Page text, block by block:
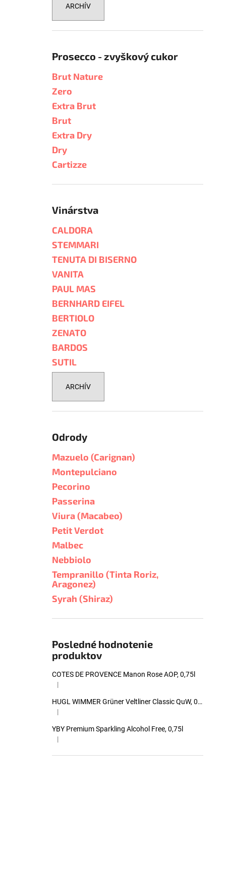
ARCHÍV
Prosecco - zvyškový cukor
Brut Nature
Zero
Extra Brut
Brut
Extra Dry
Dry
Cartizze
Vinárstva
CALDORA
STEMMARI
TENUTA DI BISERNO
VANITA
PAUL MAS
BERNHARD EIFEL
BERTIOLO
ZENATO
BARDOS
SUTIL
ARCHÍV
Odrody
Mazuelo (Carignan)
Montepulciano
Pecorino
Passerina
Viura (Macabeo)
Petit Verdot
Malbec
Nebbiolo
Tempranillo (Tinta Roriz,
Aragonez)
Syrah (Shiraz)
Posledné hodnotenie
produktov
COTES DE PROVENCE Manon Rose AOP, 0,75l
Hodnotenie produktu je 5 z 5 hviezdičiek.
|
HUGL WIMMER Grüner Veltliner Classic QuW, 0,75l
Hodnotenie produktu je 5 z 5 hviezdičiek.
|
YBY Premium Sparkling Alcohol Free, 0,75l
Hodnotenie produktu je 5 z 5 hviezdičiek.
|